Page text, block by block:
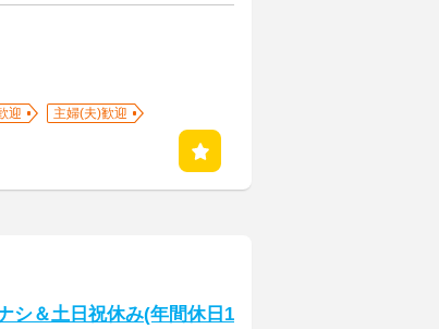
迎
主婦(夫)歓迎
シ＆土日祝休み(年間休日1